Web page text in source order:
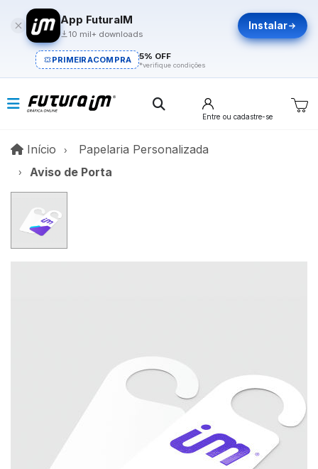
App FuturaIM
10 mil+ downloads
Instalar
PRIMEIRACOMPRA 5% OFF
*verifique condições
Entre ou cadastre-se
Início InícioPapelaria Personalizada
Aviso de Porta